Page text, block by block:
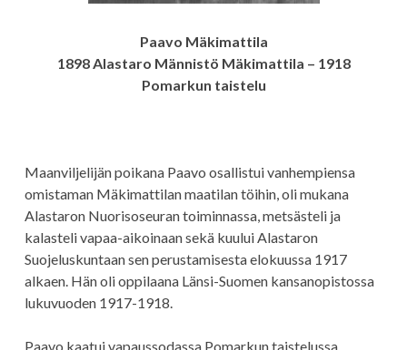
Paavo Mäkimattila
1898 Alastaro Männistö Mäkimattila – 1918
Pomarkun taistelu
Maanviljelijän poikana Paavo osallistui vanhempiensa
omistaman Mäkimattilan maatilan töihin, oli mukana
Alastaron Nuorisoseuran toiminnassa, metsästeli ja
kalasteli vapaa-aikoinaan sekä kuului Alastaron
Suojeluskuntaan sen perustamisesta elokuussa 1917
alkaen. Hän oli oppilaana Länsi-Suomen kansanopistossa
lukuvuoden 1917-1918.
Paavo kaatui vapaussodassa Pomarkun taistelussa